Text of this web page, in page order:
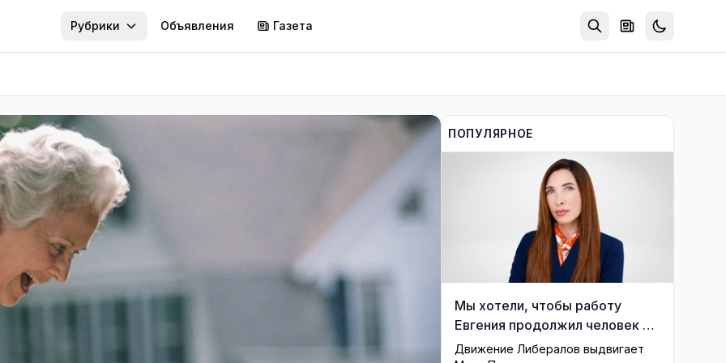
Рубрики Объявления Газета
ПОПУЛЯРНОЕ
Мы хотели, чтобы работу
Евгения продолжил человек из
его близкого окружения —
Движение Либералов выдвигает